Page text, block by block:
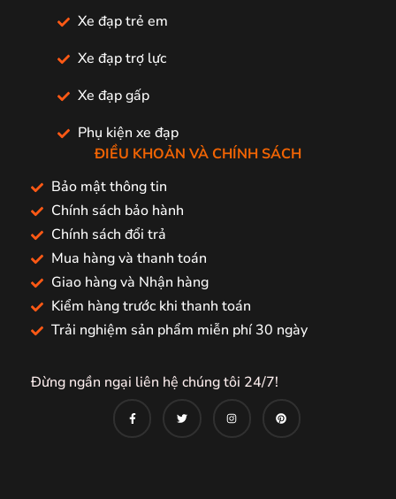
Xe đạp trẻ em
Xe đạp trợ lực
Xe đạp gấp
Phụ kiện xe đạp
ĐIỀU KHOẢN VÀ CHÍNH SÁCH
Bảo mật thông tin
Chính sách bảo hành
Chính sách đổi trả
Mua hàng và thanh toán
Giao hàng và Nhận hàng
Kiểm hàng trước khi thanh toán
Trải nghiệm sản phẩm miễn phí 30 ngày
Đừng ngần ngại liên hệ chúng tôi 24/7!